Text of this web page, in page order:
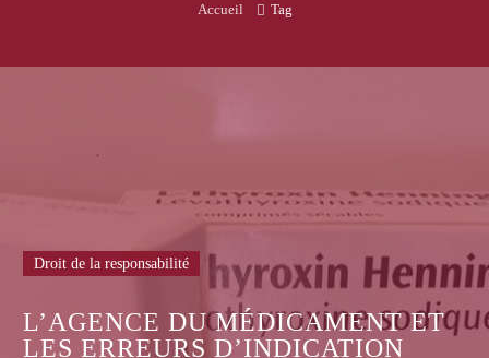
Accueil Tag
ET
Droit de la responsabilité
RISQUES NUCLÉAIRES NON
ACCIDENTELS ET
DE LA LÉGISLATION